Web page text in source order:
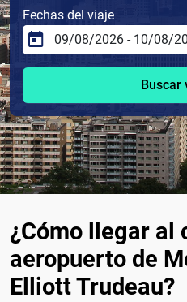
Fechas del viaje
Buscar
¿Cómo llegar al
aeropuerto de
Elliott Trudeau?